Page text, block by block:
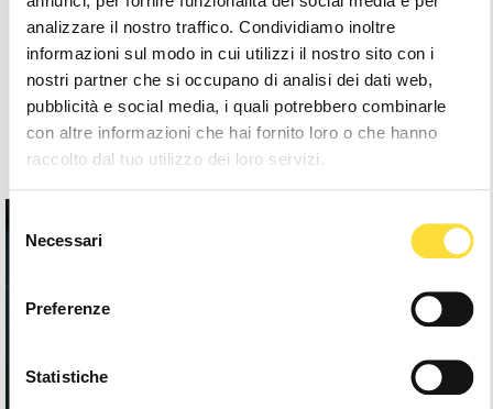
analizzare il nostro traffico. Condividiamo inoltre
informazioni sul modo in cui utilizzi il nostro sito con i
nostri partner che si occupano di analisi dei dati web,
pubblicità e social media, i quali potrebbero combinarle
con altre informazioni che hai fornito loro o che hanno
raccolto dal tuo utilizzo dei loro servizi.
delNecessari
Preferenze
Statistiche
Show101to101of101total